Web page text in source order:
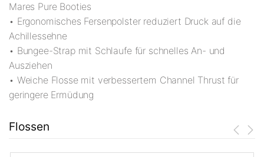
Mares Pure Booties
• Ergonomisches Fersenpolster reduziert Druck auf die
Achillessehne
• Bungee-Strap mit Schlaufe für schnelles An- und
Ausziehen
• Weiche Flosse mit verbessertem Channel Thrust für
geringere Ermüdung
Flossen